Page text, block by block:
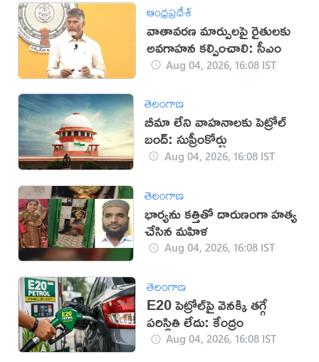
ఆంధ్రప్రదేశ్
వాతావరణ మార్పులపై రైతులకు
అవగాహన కల్పించాలి: సీఎం
Aug 04, 2026, 16:08 IST
తెలంగాణ
బీమా లేని వాహనాలకు పెట్రోల్
బంద్: సుప్రీంకోర్టు
Aug 04, 2026, 16:08 IST
తెలంగాణ
భార్యను కత్తితో దారుణంగా హత్య
చేసిన మహిళ
Aug 04, 2026, 16:08 IST
తెలంగాణ
E20 పెట్రోల్‌పై వెనక్కి తగ్గే
పరిస్థితి లేదు: కేంద్రం
Aug 04, 2026, 16:08 IST